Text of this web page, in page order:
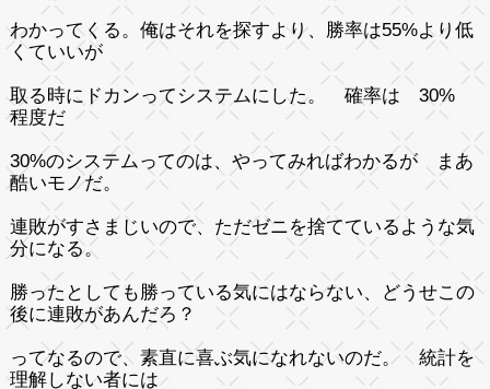
わかってくる。俺はそれを探すより、勝率は55%より低
くていいが
取る時にドカンってシステムにした。 確率は 30%
程度だ
30%のシステムってのは、やってみればわかるが まあ
酷いモノだ。
連敗がすさまじいので、ただゼニを捨てているような気
分になる。
勝ったとしても勝っている気にはならない、どうせこの
後に連敗があんだろ？
ってなるので、素直に喜ぶ気になれないのだ。 統計を
理解しない者には